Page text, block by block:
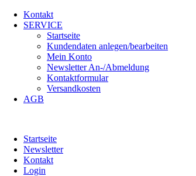
Kontakt
SERVICE
Startseite
Kundendaten anlegen/bearbeiten
Mein Konto
Newsletter An-/Abmeldung
Kontaktformular
Versandkosten
AGB
Startseite
Newsletter
Kontakt
Login